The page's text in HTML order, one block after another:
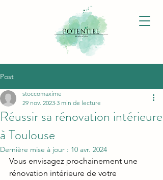
Post
Réussir sa rénovation intérieure
à Toulouse
stoccomaxime
29 nov. 2023 3 min de lecture
Dernière mise à jour : 10 avr. 2024
Vous envisagez prochainement une
rénovation intérieure de votre